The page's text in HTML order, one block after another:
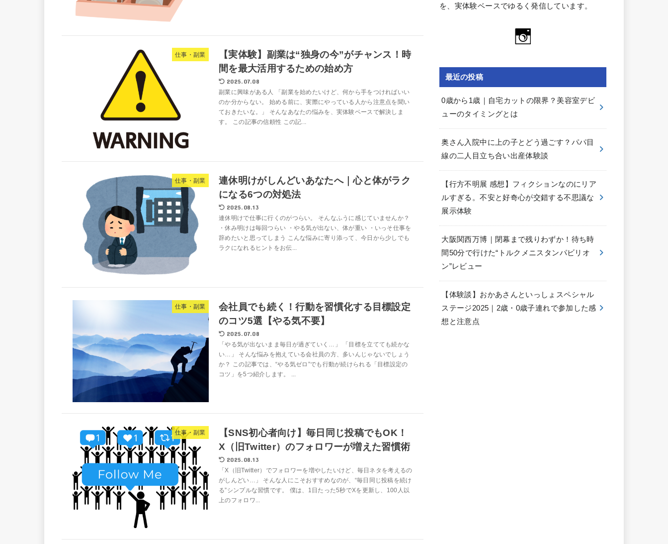
仕事・副業
【実体験】副業は“独身の今”がチャンス！時
間を最大活用するための始め方
2025.07.08
副業に興味がある人 「副業を始めたいけど、何から手をつければいい
のか分からない。 始める前に、実際にやっている人から注意点を聞い
ておきたいな。」 そんなあなたの悩みを、実体験ベースで解決しま
す。 この記事の信頼性 この記...
仕事・副業
連休明けがしんどいあなたへ｜心と体がラク
になる6つの対処法
2025.08.13
連休明けで仕事に行くのがつらい。 そんなふうに感じていませんか？
・休み明けは毎回つらい ・やる気が出ない、体が重い ・いっそ仕事を
辞めたいと思ってしまう こんな悩みに寄り添って、今日から少しでも
ラクになれるヒントをお伝...
仕事・副業
会社員でも続く！行動を習慣化する目標設定
のコツ5選【やる気不要】
2025.07.08
「やる気が出ないまま毎日が過ぎていく…」 「目標を立てても続かな
い…」 そんな悩みを抱えている会社員の方、多いんじゃないでしょう
か？ この記事では、“やる気ゼロ”でも行動が続けられる「目標設定の
コツ」を5つ紹介します。 ...
仕事・副業
【SNS初心者向け】毎日同じ投稿でもOK！
X（旧Twitter）のフォロワーが増えた習慣術
2025.08.13
「X（旧Twitter）でフォロワーを増やしたいけど、毎日ネタを考えるの
がしんどい…」 そんな人にこそおすすめなのが、“毎日同じ投稿を続け
る”シンプルな習慣です。 僕は、1日たった5秒でXを更新し、100人以
上のフォロワ...
を、実体験ベースでゆるく発信しています。
最近の投稿
0歳から1歳｜自宅カットの限界？美容室デビ
ューのタイミングとは
奥さん入院中に上の子とどう過ごす？パパ目
線の二人目立ち合い出産体験談
【行方不明展 感想】フィクションなのにリア
ルすぎる。不安と好奇心が交錯する不思議な
展示体験
大阪関西万博｜閉幕まで残りわずか！待ち時
間50分で行けた“トルクメニスタンパビリオ
ン”レビュー
【体験談】おかあさんといっしょスペシャル
ステージ2025｜2歳・0歳子連れで参加した感
想と注意点